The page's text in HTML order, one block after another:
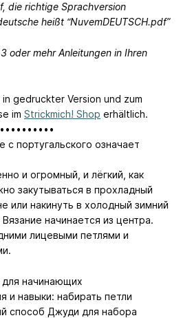
die richtige Sprachversion
heißt “NuvemDEUTSCH.pdf”
oder mehr Anleitungen in Ihren
gedruckter Version und zum
im Strickmich! Shop erhältlich.
с португальского означает
и огромный, и лёгкий, как
закутываться в прохладный
или накинуть в холодный зимний
начинается из центра.
лицевыми петлями и
начинающих
и навыки: набирать петли
способ Джуди для набора